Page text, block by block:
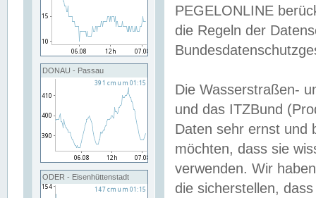
DONAU - Passau
ODER - Eisenhüttenstadt
PEGELONLINE
die Regeln der
Die Wasserstraßen-
und das ITZBund
Daten sehr ernst und
möchten, dass sie
verwenden. Wir
die sicherstellen,